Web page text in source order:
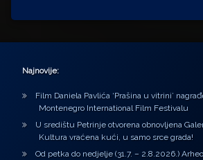
Najnovije:
Film Daniela Pavlića ‘Prašina u vitrini’
Montenegro International Film Festivalu
U središtu Petrinje otvorena obnovljena
Kultura vraćena kući, u samo srce grada!
Od petka do nedjelje (31.7. – 2.8.2026.)